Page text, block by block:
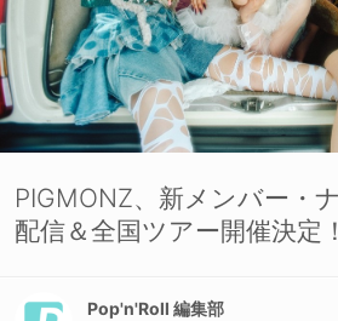
PIGMONZ、新メンバー・
配信＆全国ツアー開催決定！
Pop'n'Roll 編集部